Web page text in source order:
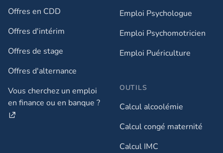
Offres en CDD
Offres d'intérim
Offres de stage
Offres d'alternance
Vous cherchez un emploi
en finance ou en banque ?
Emploi Psychologue
Emploi Psychomotricien
Emploi Puériculture
OUTILS
Calcul alcoolémie
Calcul congé maternité
Calcul IMC